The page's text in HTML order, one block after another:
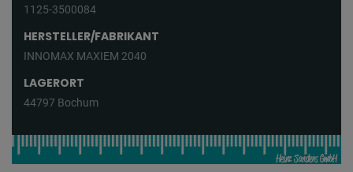
1125-3500084
HERSTELLER/FABRIKANT
INNOMAX MAXIEM 2040
LAGERORT
44797 Bochum